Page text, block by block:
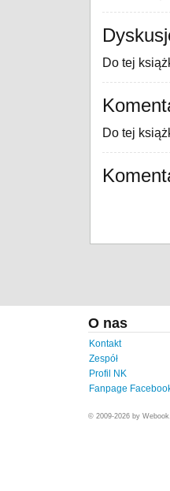
Do tej
Do tej
O nas
Kontakt
Zespół
Profil NK
Fanpage
© 2009-2026 by